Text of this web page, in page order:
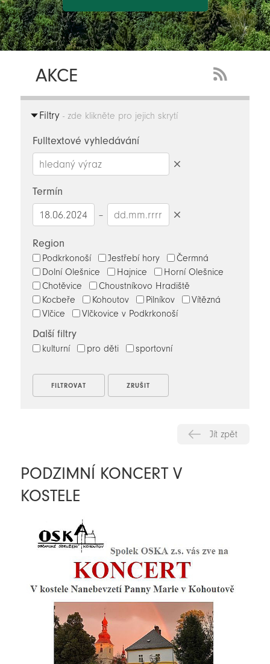
AKCE
Feed
Filtry- zde klikněte pro jejich skrytí
Fulltextové vyhledávání
Termín
–
Region
Podkrkonoší Jestřebí hory
Čermná
Dolní Olešnice
Hajnice
Horní Olešnice
Chotěvice
Choustníkovo Hradiště
Kocbeře
Kohoutov Pilníkov
Vítězná
Vlčice
Vlčkovice v Podkrkonoší
Další filtry
kulturní pro děti sportovní
Jít zpět
PODZIMNÍ KONCERT V
KOSTELE